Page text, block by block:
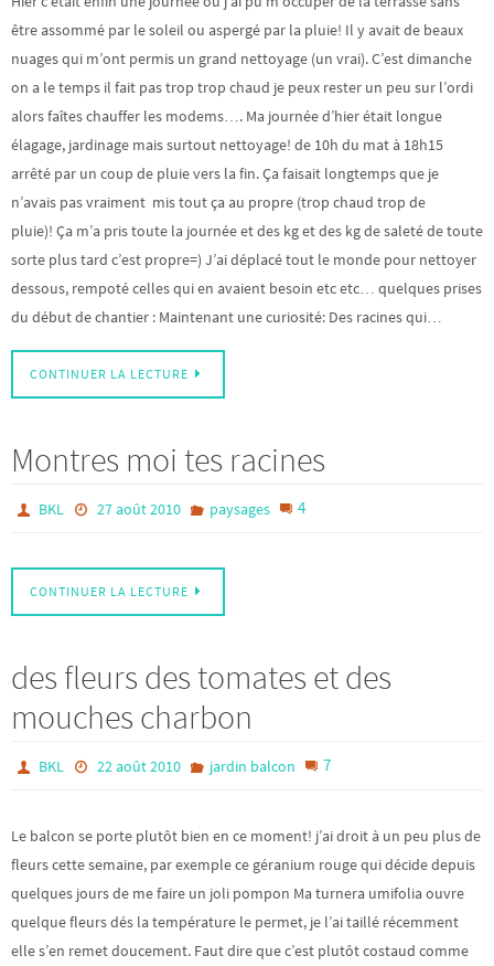
être assommé par le soleil ou aspergé par la pluie! Il y avait de beaux
nuages qui m’ont permis un grand nettoyage (un vrai). C’est dimanche
on a le temps il fait pas trop trop chaud je peux rester un peu sur l’ordi
alors faîtes chauffer les modems…. Ma journée d’hier était longue
élagage, jardinage mais surtout nettoyage! de 10h du mat à 18h15
arrêté par un coup de pluie vers la fin. Ça faisait longtemps que je
n’avais pas vraiment mis tout ça au propre (trop chaud trop de
pluie)! Ça m’a pris toute la journée et des kg et des kg de saleté de toute
sorte plus tard c’est propre=) J’ai déplacé tout le monde pour nettoyer
dessous, rempoté celles qui en avaient besoin etc etc… quelques prises
du début de chantier : Maintenant une curiosité: Des racines qui…
CONTINUER LA LECTURE
Montres moi tes racines
BKL 27 août 2010 paysages 4
CONTINUER LA LECTURE
des fleurs des tomates et des
mouches charbon
BKL 22 août 2010 jardin balcon 7
Le balcon se porte plutôt bien en ce moment! j’ai droit à un peu plus de
fleurs cette semaine, par exemple ce géranium rouge qui décide depuis
quelques jours de me faire un joli pompon Ma turnera umifolia ouvre
quelque fleurs dés la température le permet, je l’ai taillé récemment
elle s’en remet doucement. Faut dire que c’est plutôt costaud comme